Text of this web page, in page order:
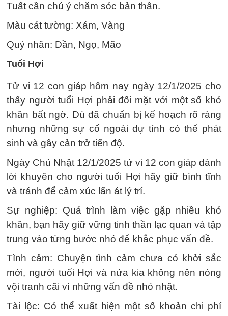
Tuất cần chú ý chăm sóc bản thân.
Màu cát tường: Xám, Vàng
Quý nhân: Dần, Ngọ, Mão
Tuổi Hợi
Tử vi 12 con giáp hôm nay ngày 12/1/2025 cho
thấy người tuổi Hợi phải đối mặt với một số khó
khăn bất ngờ. Dù đã chuẩn bị kế hoạch rõ ràng
nhưng những sự cố ngoài dự tính có thể phát
sinh và gây cản trở tiến độ.
Ngày Chủ Nhật 12/1/2025 tử vi 12 con giáp dành
lời khuyên cho người tuổi Hợi hãy giữ bình tĩnh
và tránh để cảm xúc lấn át lý trí.
Sự nghiệp: Quá trình làm việc gặp nhiều khó
khăn, bạn hãy giữ vững tinh thần lạc quan và tập
trung vào từng bước nhỏ để khắc phục vấn đề.
Tình cảm: Chuyện tình cảm chưa có khởi sắc
mới, người tuổi Hợi và nửa kia không nên nóng
vội tranh cãi vì những vấn đề nhỏ nhặt.
Tài lộc: Có thể xuất hiện một số khoản chi phí